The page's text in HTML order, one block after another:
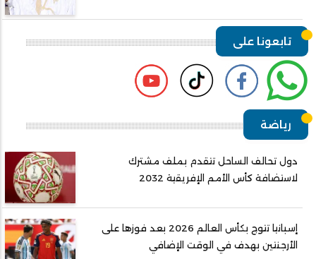
تابعونا على
رياضة
دول تحالف الساحل تتقدم بملف مشترك
لاستضافة كأس الأمم الإفريقية 2032
إسبانيا تتوج بكأس العالم 2026 بعد فوزها على
الأرجنتين بهدف في الوقت الإضافي